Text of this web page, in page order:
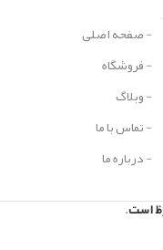
- صفحه اصلی
- فروشگاه
- وبلاگ
- تماس با ما
- درباره ما
است.